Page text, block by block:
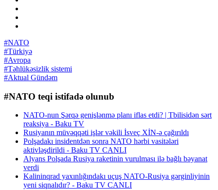
#NATO
#Türkiyə
#Avropa
#Təhlükəsizlik sistemi
#Aktual Gündəm
#NATO teqi istifadə olunub
NATO-nun Şərqə genişlənmə planı iflas etdi? | Tbilisidən sərt
reaksiya - Baku TV
Rusiyanın müvəqqəti işlər vəkili İsveç XİN-ə çağırıldı
Polşadakı insidentdən sonra NATO hərbi vasitələri
aktivləşdirildi - Baku TV CANLI
Alyans Polşada Rusiya raketinin vurulması ilə bağlı bəyanat
verdi
Kalininqrad yaxınlığındakı uçuş NATO-Rusiya gərginliyinin
yeni siqnalıdır? - Baku TV CANLI